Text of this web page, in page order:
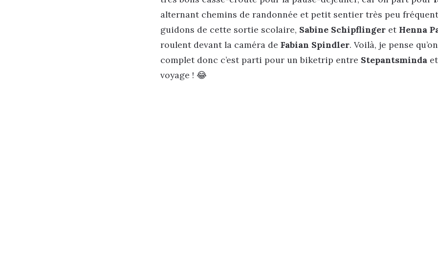
alternant chemins de randonnée et petit sentier très peu
guidons de cette sortie scolaire, Sabine Schipflinger et Henna
roulent devant la caméra de Fabian Spindler. Voilà, je pense
complet donc c’est parti pour un biketrip entre Stepantsminda et
voyage ! 😂